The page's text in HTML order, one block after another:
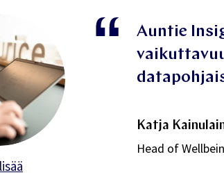
data auttaa seuraamaan ja